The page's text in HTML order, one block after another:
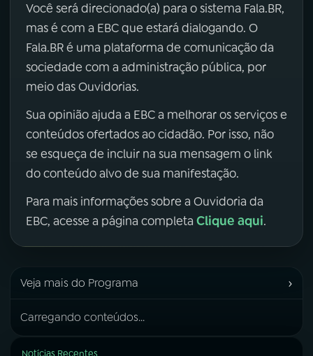
Você será direcionado(a) para o sistema Fala.BR,
mas é com a EBC que estará dialogando. O
Fala.BR é uma plataforma de comunicação da
sociedade com a administração pública, por
meio das Ouvidorias.
Sua opinião ajuda a EBC a melhorar os serviços e
conteúdos ofertados ao cidadão. Por isso, não
se esqueça de incluir na sua mensagem o link
do conteúdo alvo de sua manifestação.
Para mais informações sobre a Ouvidoria da
EBC, acesse a página completa Clique aqui.
Veja mais do Programa ›
Carregando conteúdos...
Notícias Recentes